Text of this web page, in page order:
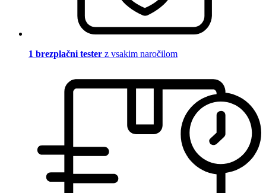
1 brezplačni tester z vsakim naročilom